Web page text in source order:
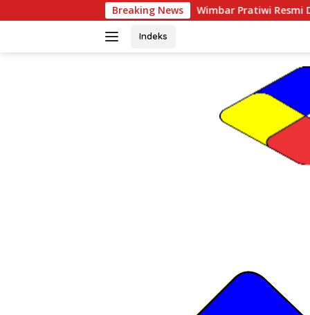
ke
Breaking News
Wimbar Pratiwi Resmi Dilantik sebagai Dukuh
Indeks